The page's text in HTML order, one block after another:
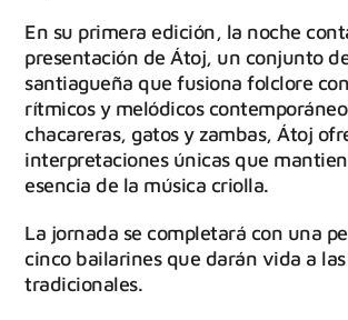
En su primera edición, la noche
presentación de Átoj, un conjunto
santiagueña que fusiona folclore
rítmicos y melódicos
chacareras, gatos y zambas, Átoj
interpretaciones únicas que
esencia de la música criolla.
La jornada se completará con una
cinco bailarines que darán vida a
tradicionales.